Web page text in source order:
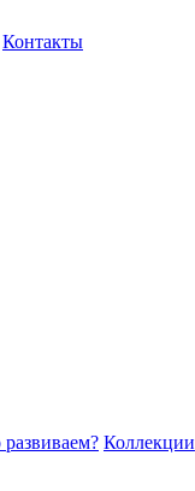
Контакты
развиваем? Коллекции